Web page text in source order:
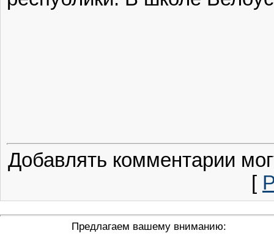
Добавлять комментарии
[
Предлагаем вашему вниманию: